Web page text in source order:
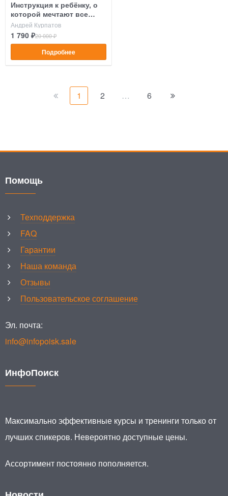
Инструкция к ребёнку, о
которой мечтают все
родители
Андрей Курпатов
1 790 ₽20 000 ₽
Подробнее
1 2 … 6
Помощь
Техподдержка
FAQ
Гарантии
Наша команда
Отзывы
Пользовательское соглашение
Эл. почта:
info@infopoisk.sale
ИнфоПоиск
Максимально эффективные курсы и тренинги только от
лучших спикеров. Невероятно доступные цены.
Ассортимент постоянно пополняется.